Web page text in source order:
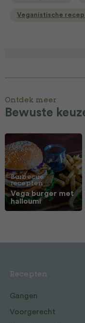
Veganistische
Ontdek meer
Bewuste
Barbecue
recepten
Vega burger met
halloumi
Recepten
Gangen
Voorgerecht